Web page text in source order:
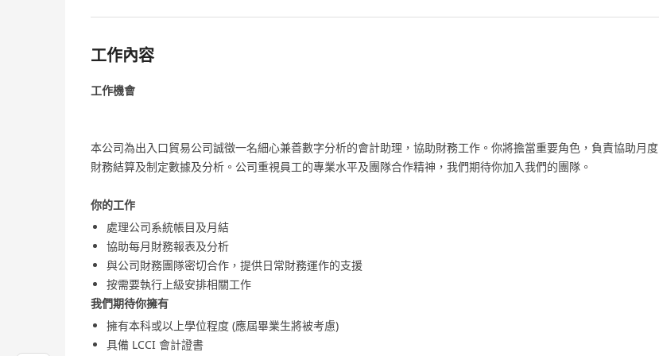
工作內容
工作機會
本公司為出入口貿易公司誠徵一名細心兼善數字分析的會計助理，協助財務工作。你將擔當重要角色，負責協助月度
財務結算及制定數據及分析。公司重視員工的專業水平及團隊合作精神，我們期待你加入我們的團隊。
你的工作
處理公司系統帳目及月結
協助每月財務報表及分析
與公司財務團隊密切合作，提供日常財務運作的支援
按需要執行上級安排相關工作
我們期待你擁有
擁有本科或以上學位程度 (應屆畢業生將被考慮)
具備 LCCI 會計證書